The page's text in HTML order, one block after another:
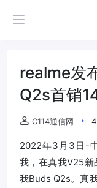
realme发
Q2s首销
C114通信网
2022年3月3日-
我，在真我V25
我Buds Q2s。真